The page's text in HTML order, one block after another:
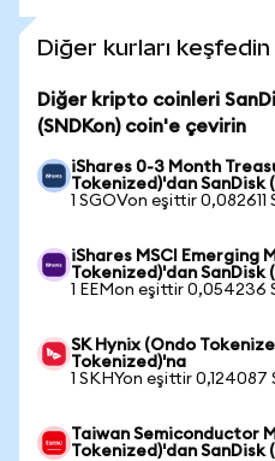
Diğer kurları keşfedin
Diğer kripto coinleri
(SNDKon) coin'e çevirin
iShares 0-3 Month
Tokenized)'dan SanDisk
1 SGOVon eşittir 0,082611
iShares MSCI Emerging
Tokenized)'dan SanDisk
1 EEMon eşittir 0,054236
SK Hynix (Ondo
Tokenized)'na
1 SKHYon eşittir 0,124087
Taiwan Semiconductor
Tokenized)'dan SanDisk